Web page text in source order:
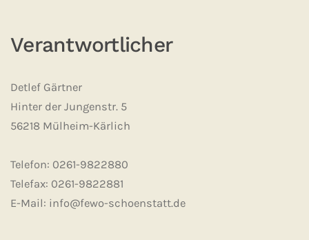
Verantwortlicher
Detlef Gärtner
Hinter der Jungenstr. 5
56218 Mülheim-Kärlich
Telefon: 0261-9822880
Telefax: 0261-9822881
E-Mail: info@fewo-schoenstatt.de